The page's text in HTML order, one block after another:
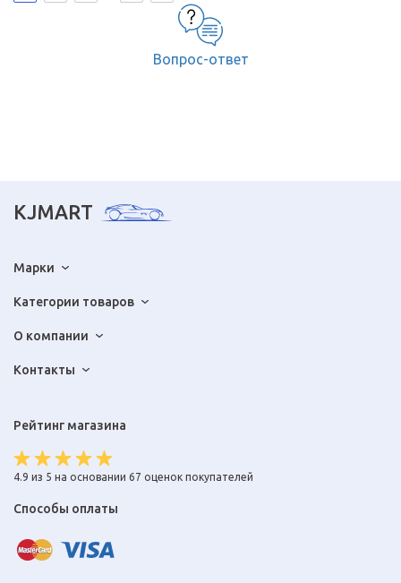
Вопрос-ответ
KJMART
Марки
Категории товаров
О компании
Контакты
Рейтинг магазина
4.9 из 5 на основании 67 оценок покупателей
Способы оплаты